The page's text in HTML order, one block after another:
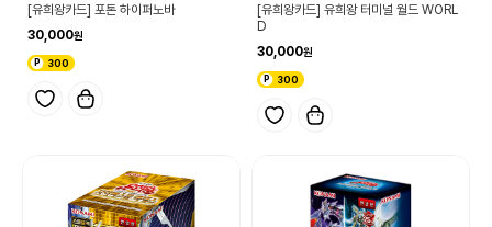
[유희왕카드] 포톤 하이퍼노바
30,000
300
[유희왕카드] 유희왕 터미널 월드 WORL
D
30,000
300